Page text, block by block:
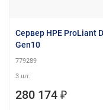
Сервер HPE ProLiant
Gen10
779289
3 шт.
280 174 ₽